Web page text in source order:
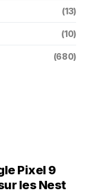
(13)
(10)
(680)
Pixel 9
les Nest